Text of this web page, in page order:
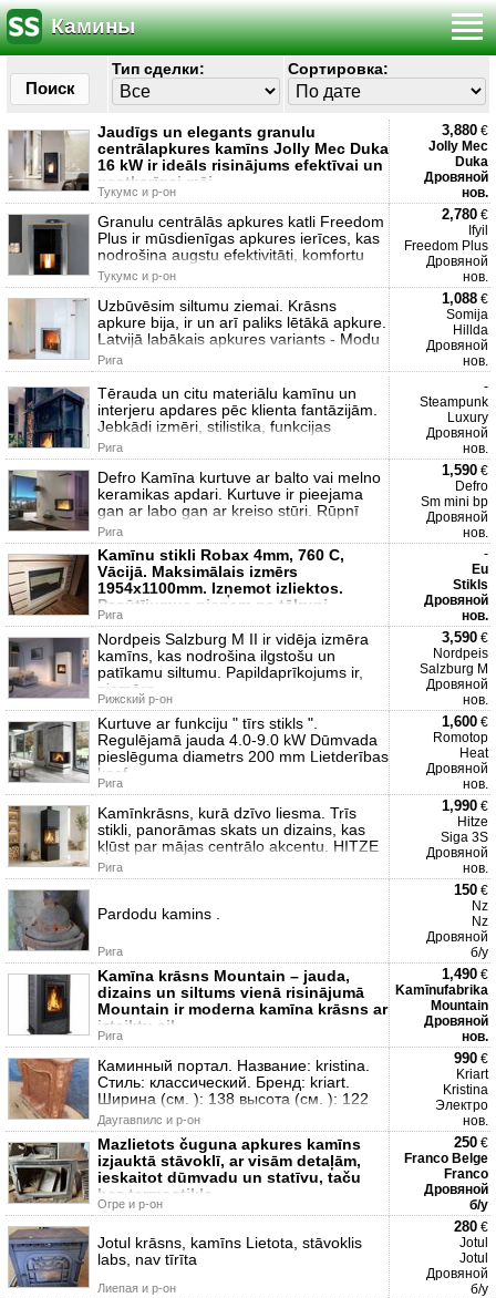
Камины
Поиск
Тип сделки: Сортировка:
Jaudīgs un elegants granulu
centrālapkures kamīns Jolly Mec Duka
16 kW ir ideāls risinājums efektīvai un
neatkarīgai māj
Тукумс и р-он
3,880 €
Jolly Mec
Duka
Дровяной
нов.
Granulu centrālās apkures katli Freedom
Plus ir mūsdienīgas apkures ierīces, kas
nodrošina augstu efektivitāti, komfortu
Тукумс и р-он
2,780 €
Ifyil
Freedom Plus
Дровяной
нов.
Uzbūvēsim siltumu ziemai. Krāsns
apkure bija, ir un arī paliks lētākā apkure.
Latvijā labākais apkures variants - Modu
Рига
1,088 €
Somija
Hillda
Дровяной
нов.
Tērauda un citu materiālu kamīnu un
interjeru apdares pēc klienta fantāzijām.
Jebkādi izmēri, stilistika, funkcijas
Рига
-
Steampunk
Luxury
Дровяной
нов.
Defro Kamīna kurtuve ar balto vai melno
keramikas apdari. Kurtuve ir pieejama
gan ar labo gan ar kreiso stūri. Rūpnī
Рига
1,590 €
Defro
Sm mini bp
Дровяной
нов.
Kamīnu stikli Robax 4mm, 760 C,
Vācijā. Maksimālais izmērs
1954х1100mm. Izņemot izliektos.
Pasūtījumus pieņem pa tālruni
Рига
-
Eu
Stikls
Дровяной
нов.
Nordpeis Salzburg M II ir vidēja izmēra
kamīns, kas nodrošina ilgstošu un
patīkamu siltumu. Papildaprīkojums ir,
piemēra
Рижский р-он
3,590 €
Nordpeis
Salzburg M
Дровяной
нов.
Kurtuve ar funkciju " tīrs stikls ".
Regulējamā jauda 4.0-9.0 kW Dūmvada
pieslēguma diametrs 200 mm Lietderības
koef
Рига
1,600 €
Romotop
Heat
Дровяной
нов.
Kamīnkrāsns, kurā dzīvo liesma. Trīs
stikli, panorāmas skats un dizains, kas
kļūst par mājas centrālo akcentu. HITZE
Рига
1,990 €
Hitze
Siga 3S
Дровяной
нов.
Pardodu kamins .
Рига
150 €
Nz
Nz
Дровяной
б/у
Kamīna krāsns Mountain – jauda,
dizains un siltums vienā risinājumā
Mountain ir moderna kamīna krāsns ar
izteiktu sil
Рига
1,490 €
Kamīnufabrika
Mountain
Дровяной
нов.
Каминный портал. Название: kristina.
Стиль: классический. Бренд: kriart.
Ширина (см. ): 138 высота (см. ): 122
Даугавпилс и р-он
990 €
Kriart
Kristina
Электро
нов.
Mazlietots čuguna apkures kamīns
izjauktā stāvoklī, ar visām detaļām,
ieskaitot dūmvadu un statīvu, taču
bez termostikla
Огре и р-он
250 €
Franco Belge
Franco
Дровяной
б/у
Jotul krāsns, kamīns Lietota, stāvoklis
labs, nav tīrīta
Лиепая и р-он
280 €
Jotul
Jotul
Дровяной
б/у